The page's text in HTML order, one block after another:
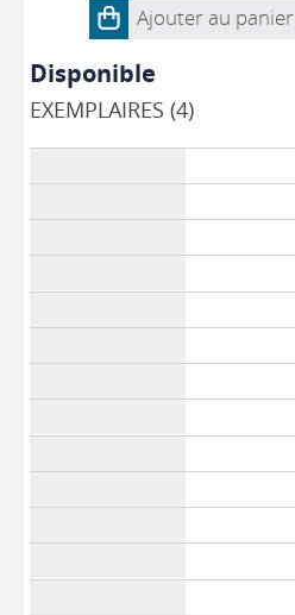
Ajouter au panier
Disponible
EXEMPLAIRES (4)